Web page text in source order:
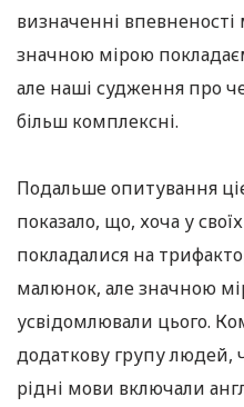
визначенні впевненості
значною мірою
але наші судження про
більш комплексні.
Подальше опитування
показало, що, хоча у
покладалися на
малюнок, але значною
усвідомлювали цього.
додаткову групу людей,
рідні мови включали